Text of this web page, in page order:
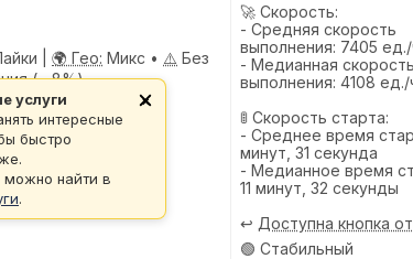
| 🌍 Гео: Микс • ⚠️ Без
(~ 8%)
🚀 Скорость:
- Средняя скорость
выполнения: 7405
- Медианная скорость
выполнения: 4108 ед./
🚦 Скорость старта:
- Среднее время
минут, 31 секунда
- Медианное время
11 минут, 32 секунды
↩️ Доступна кнопка
🟢 Стабильный
услуги
интересные
быстро
можно найти в
.
×